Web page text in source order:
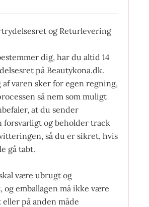
og Returlevering
dig, har du altid 14
på Beautykona.dk.
varen sker for egen regning,
så nem som muligt
at du sender
forsvarligt og beholder track
så du er sikret, hvis
gå tabt.
være ubrugt og
og emballagen må ikke være
på anden måde